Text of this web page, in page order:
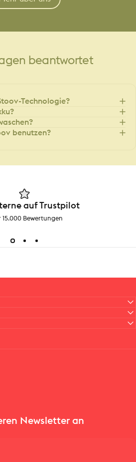
beantwortet
Technologie?
benutzen?
auf Trustpilot
15.000 Bewertungen
Cushions & Blankets
Newsletter an